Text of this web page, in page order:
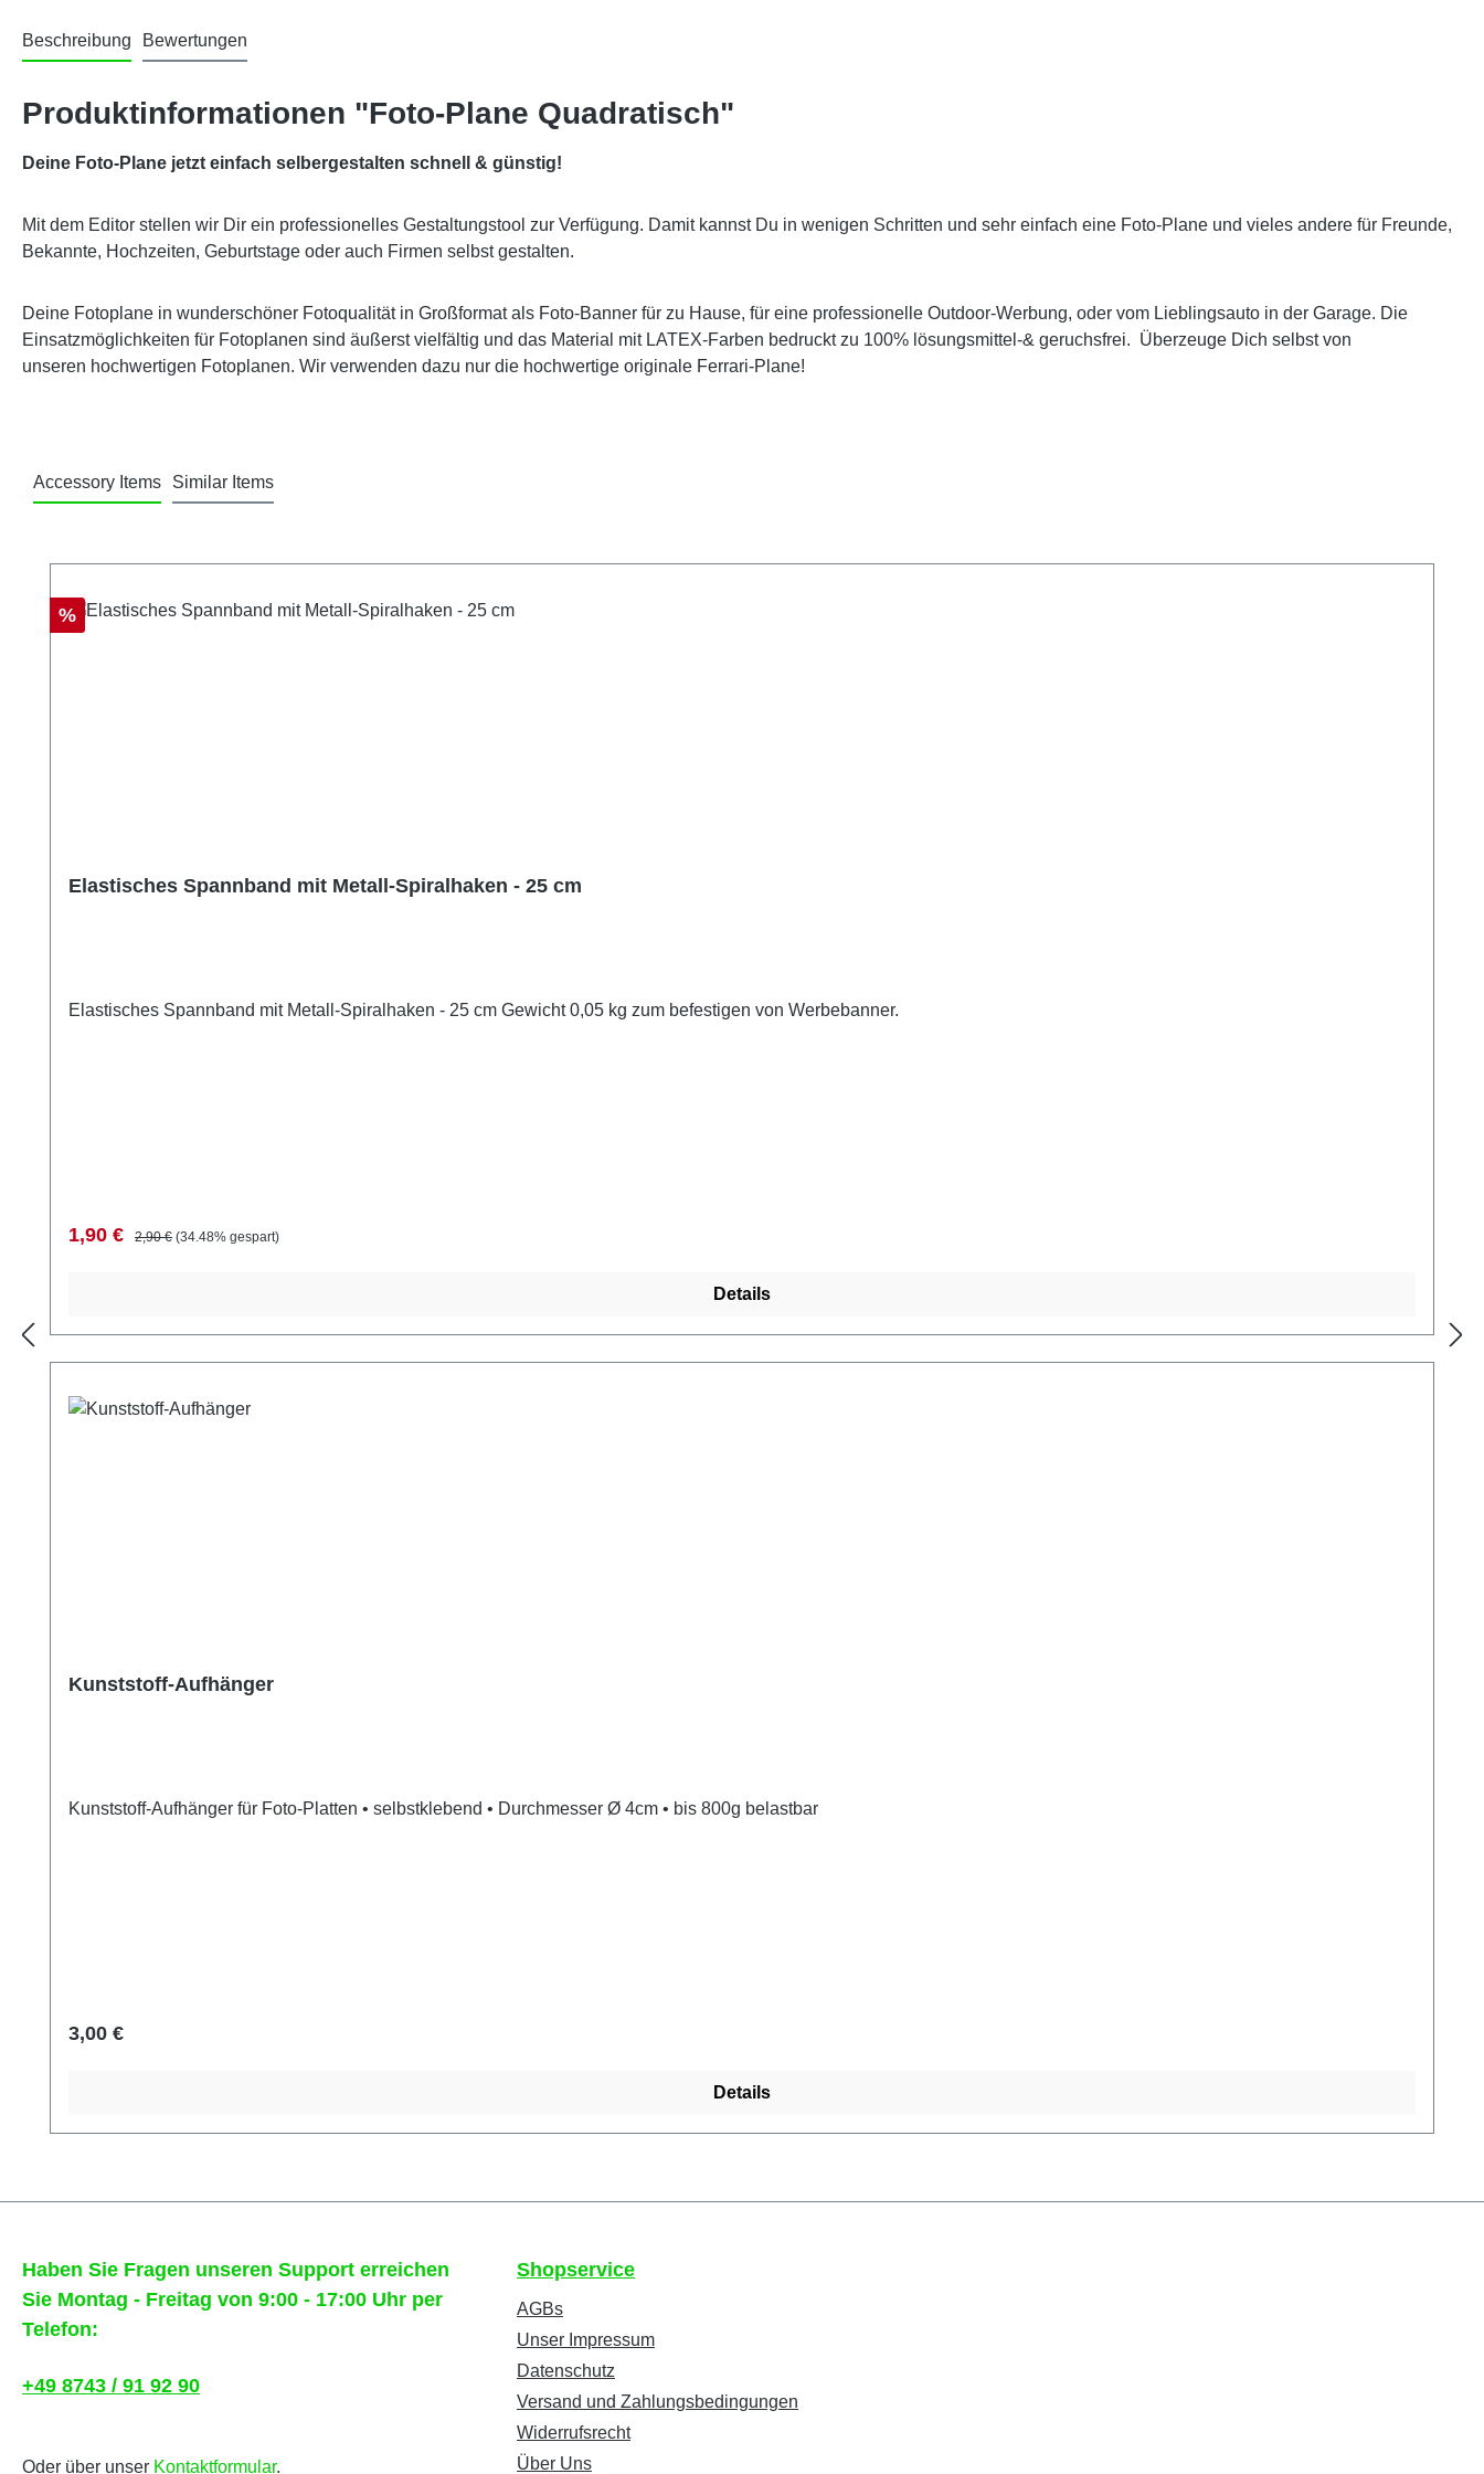
Beschreibung Bewertungen
Produktinformationen "Foto-Plane Quadratisch"
Deine Foto-Plane jetzt einfach selbergestalten schnell & günstig!
Mit dem Editor stellen wir Dir ein professionelles Gestaltungstool zur Verfügung. Damit kannst Du in wenigen Schritten und sehr einfach eine Foto-Plane und vieles andere für Freunde,
Bekannte, Hochzeiten, Geburtstage oder auch Firmen selbst gestalten.
Deine Fotoplane in wunderschöner Fotoqualität in Großformatals Foto-Banner für zu Hause, für eine professionelle Outdoor-Werbung, oder vom Lieblingsauto in der Garage. Die
Einsatzmöglichkeiten für Fotoplanen sind äußerst vielfältig und das Material mit LATEX-Farben bedruckt zu 100% lösungsmittel-& geruchsfrei. Überzeuge Dich selbst von
unseren hochwertigen Fotoplanen. Wir verwenden dazu nur die hochwertige originale Ferrari-Plane!
Accessory Items Similar Items
Rabatt
%
Elastisches Spannband mit Metall-Spiralhaken - 25 cm
Elastisches Spannband mit Metall-Spiralhaken - 25 cm Gewicht 0,05 kg zum befestigen von Werbebanner.
Verkaufspreis:
1,90 € Regulärer Preis:
2,90 € (34.48% gespart)
Details
Kunststoff-Aufhänger
Kunststoff-Aufhänger für Foto-Platten • selbstklebend • Durchmesser Ø 4cm • bis 800g belastbar
Regulärer Preis:
3,00 €
Details
Haben Sie Fragen unseren Support erreichen
Sie Montag - Freitag von 9:00 - 17:00 Uhr per
Telefon:
+49 8743 / 91 92 90
Oder über unser Kontaktformular.
Shopservice
AGBs
Unser Impressum
Datenschutz
Versand und Zahlungsbedingungen
Widerrufsrecht
Über Uns